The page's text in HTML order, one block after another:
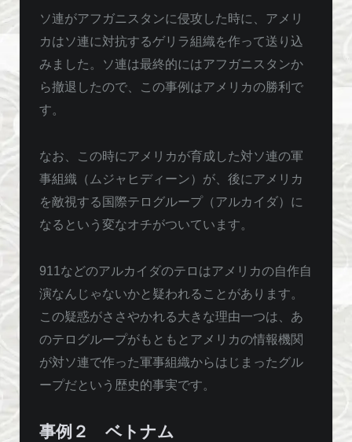
ソ連がアフガニスタンに侵攻した時に、アメリ
カはソ連に対抗するゲリラ組織を作って送り込
みました。ソ連は最終的にはアフガニスタンか
ら撤退したので、この事例はアメリカの勝利で
す。
なお、この時にアメリカが育成した対ソ連の軍
事組織（ムジャヒディーン）が、後にアメリカ
を敵視する国際テログループ（アルカイダ）に
なるという変なオチがついています。
911などのアルカイダのテロはアメリカの自作自
演なんじゃないかと疑われることがあります。
この疑惑がささやかれる大きな理由一つは、あ
のテログループがもともとアメリカの情報機関
が対ソ連で作った軍事組織からはじまったグル
ープだという歴史的事実です。
事例２ ベトナム